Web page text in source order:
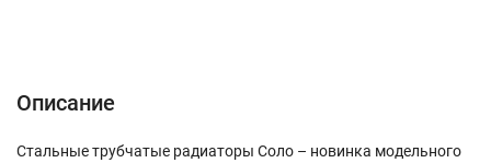
Описание
Стальные трубчатые радиаторы Соло – новинка модельного